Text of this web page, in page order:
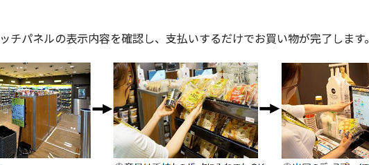
チパネルの表示内容を確認し、支払いするだけでお買い物が完了します。